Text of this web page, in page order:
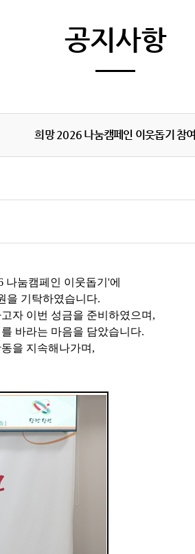
공지사항
희망 2026 나눔캠페인 이웃돕기 참여
나눔캠페인 이웃돕기'에
을 기탁하였습니다.
자 이번 성금을 준비하였으며,
바라는 마음을 담았습니다.
을 지속해나가며,